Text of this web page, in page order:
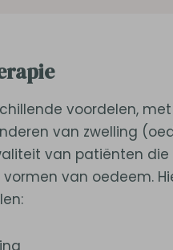
voordelen,
van zwelling
van patiënten
van oedeem.